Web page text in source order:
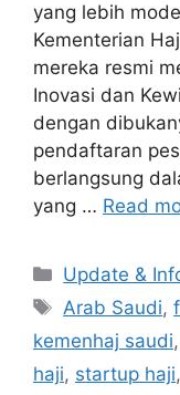
yang lebih
Kementerian
mereka resmi
Inovasi dan
dengan
pendaftaran
berlangsung
yang … Read
Categories
Update &
Tags
Arab Saudi,
kemenhaj saudi,
haji, startup haji,